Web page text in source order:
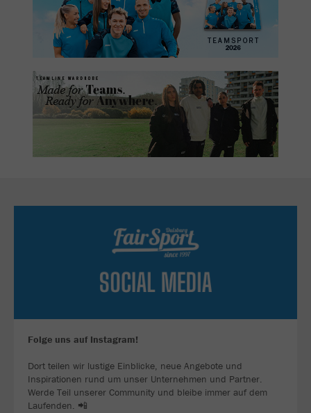
Folge uns auf Instagram!
Dort teilen wir lustige Einblicke, neue Angebote und
Inspirationen rund um unser Unternehmen und Partner.
Werde Teil unserer Community und bleibe immer auf dem
Laufenden. 📲